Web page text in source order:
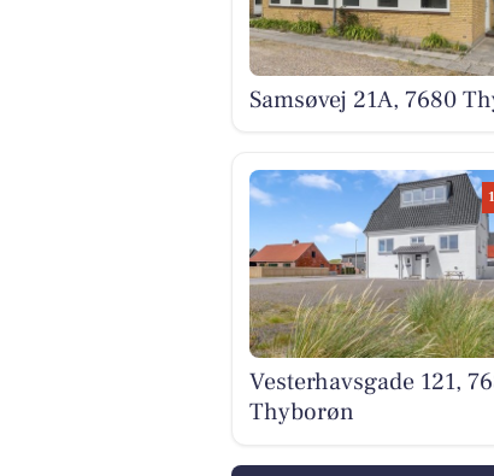
Samsøvej 21A, 7680
Vesterhavsgade 121,
Thyborøn